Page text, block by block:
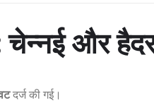
और
दर्ज की गई।